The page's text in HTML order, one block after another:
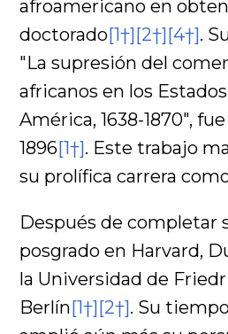
afroamericano en
doctorado[1†][2†][4†].
"La supresión del
africanos en los
América, 1638-1870",
1896[1†]. Este trabajo
su prolífica carrera
Después de completar
posgrado en Harvard,
la Universidad de
Berlín[1†][2†]. Su